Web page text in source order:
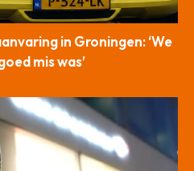
in Groningen: ‘We
mis was’